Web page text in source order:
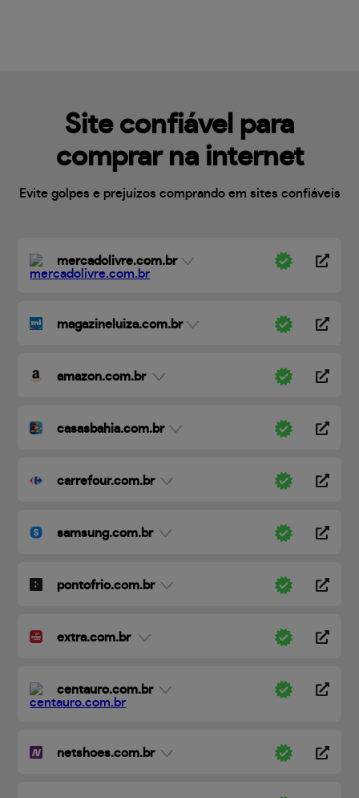
Site confiável para
comprar na internet
Evite golpes e prejuízos comprando em sites confiáveis
mercadolivre.com.br
magazineluiza.com.br
amazon.com.br
casasbahia.com.br
carrefour.com.br
samsung.com.br
pontofrio.com.br
extra.com.br
centauro.com.br
netshoes.com.br